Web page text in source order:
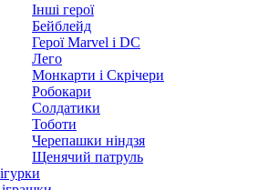
Інші герої
Бейблейд
Герої Marvel і DC
Лего
Монкарти і Скрічери
Робокари
Солдатики
Тоботи
Черепашки ніндзя
Щенячий патруль